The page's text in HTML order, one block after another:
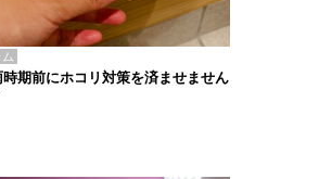
時期前にホコリ対策を済ませません